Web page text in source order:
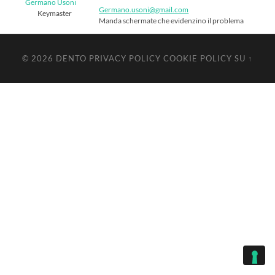
Germano Usoni
Keymaster
Germano.usoni@gmail.com
Manda schermate che evidenzino il problema
© 2026 DENTO PRIVACY POLICY COOKIE POLICY SU ↑